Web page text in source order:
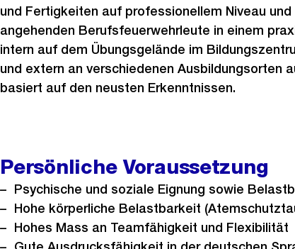
und Fertigkeiten auf professionellem Niveau und
angehenden Berufsfeuerwehrleute in einem
intern auf dem Übungsgelände im
und extern an verschiedenen Ausbildungsorten
basiert auf den neusten Erkenntnissen.
Persönliche Voraussetzung
Psychische und soziale Eignung sowie
Hohe körperliche Belastbarkeit
Hohes Mass an Teamfähigkeit und Flexibilität